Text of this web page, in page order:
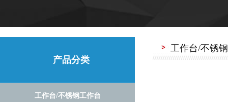
产品分类
工作台/不锈钢工作台
工作台/不锈